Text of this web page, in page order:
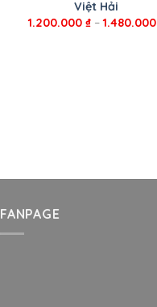
Việt Hải
1.200.000 ₫–1.480.000
FANPAGE